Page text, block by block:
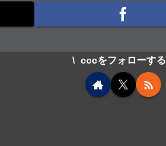
cccをフォローする